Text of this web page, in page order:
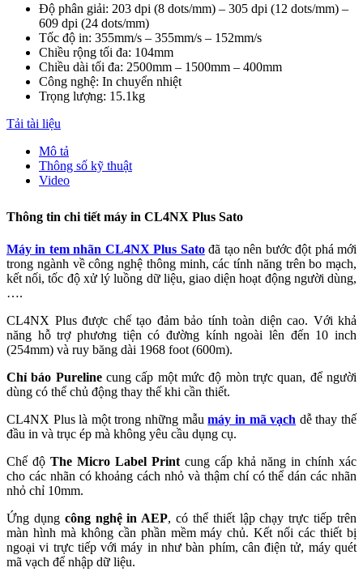
Độ phân giải: 203 dpi (8 dots/mm) – 305 dpi (12 dots/mm) –
609 dpi (24 dots/mm)
Tốc độ in: 355mm/s – 355mm/s – 152mm/s
Chiều rộng tối đa: 104mm
Chiều dài tối đa: 2500mm – 1500mm – 400mm
Công nghệ: In chuyển nhiệt
Trọng lượng: 15.1kg
Tải tài liệu
Mô tả
Thông số kỹ thuật
Video
Thông tin chi tiết máy in CL4NX Plus Sato
Máy in tem nhãn CL4NX Plus Satođã tạo nên bước đột phá mới
trong ngành về công nghệ thông minh, các tính năng trên bo mạch,
kết nối, tốc độ xử lý luồng dữ liệu, giao diện hoạt động người dùng,
….
CL4NX Plus được chế tạo đảm bảo tính toàn diện cao. Với khả
năng hỗ trợ phương tiện có đường kính ngoài lên đến 10 inch
(254mm) và ruy băng dài 1968 foot (600m).
Chỉ báo Purelinecung cấp một mức độ mòn trực quan, để người
dùng có thể chủ động thay thế khi cần thiết.
CL4NX Plus là một trong những mẫumáy in mã vạch dễ thay thế
đầu in và trục ép mà không yêu cầu dụng cụ.
Chế độ The Micro Label Print cung cấp khả năng in chính xác
cho các nhãn có khoảng cách nhỏ và thậm chí có thể dán các nhãn
nhỏ chỉ 10mm.
Ứng dụng công nghệ in AEP, có thể thiết lập chạy trực tiếp trên
màn hình mà không cần phần mềm máy chủ. Kết nối các thiết bị
ngoại vi trực tiếp với máy in như bàn phím, cân điện tử, máy quét
mã vạch để nhập dữ liệu.